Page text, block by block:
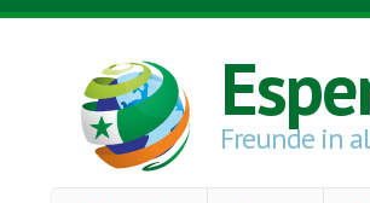
Direkt zum Inhalt
Freunde in